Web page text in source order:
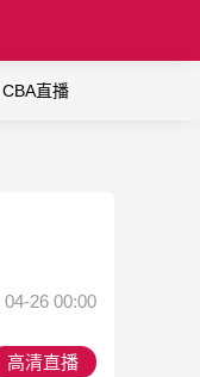
CBA直播
04-26 00:00
高清直播